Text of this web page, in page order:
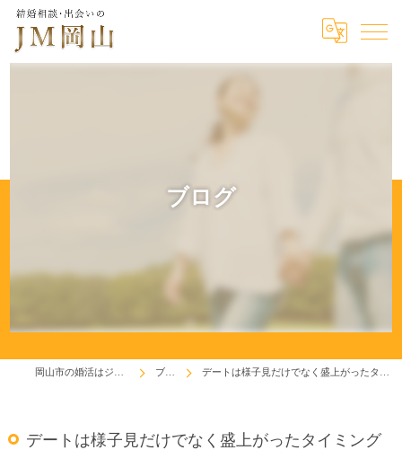
ブログ
ブログ デートは様子見だけでなく盛上がったタイミングを逃すな！(^^♪
デートは様子見だけでなく盛上がったタイミング